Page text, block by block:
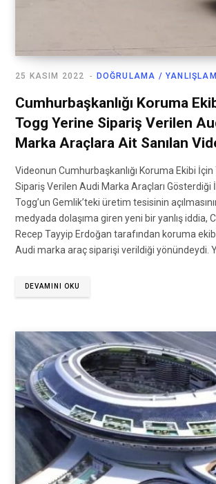
DOĞRULAMA /
25 KASIM 2022
Cumhurbaşkanlığı Koruma
Togg Yerine Sipariş Verilen
Marka Araçlara Ait Sanılan
Videonun Cumhurbaşkanlığı Koruma Ekibi
Sipariş Verilen Audi Marka Araçları Gösterdiği
Togg’un Gemlik’teki üretim tesisinin
medyada dolaşıma giren yeni bir yanlış iddia,
Recep Tayyip Erdoğan tarafından koruma
Audi marka araç siparişi verildiği yönündeydi.
DEVAMINI OKU